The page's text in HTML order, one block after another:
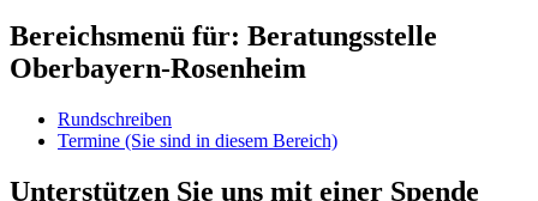
Bereichsmenü für: Beratungsstelle
Oberbayern-Rosenheim
Rundschreiben
Termine (Sie sind in diesem Bereich)
Unterstützen Sie uns mit einer Spende